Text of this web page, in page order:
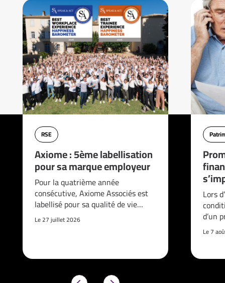
RSE
Axiome : 5ème labellisation
pour sa marque employeur
Pour la quatrième année
consécutive, Axiome Associés est
labellisé pour sa qualité de vie…
Le 27 juillet 2026
Lors
d’un
Le 7